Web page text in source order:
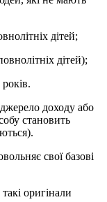
дітей;
дітей);
доходу або
становить
свої базові
оригінали